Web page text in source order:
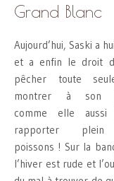
Grand Blanc
Aujourd’hui, Saski a
et a enfin le droit
pêcher toute
montrer à son
comme elle aussi
rapporter
poissons ! Sur la
l’hiver est rude et